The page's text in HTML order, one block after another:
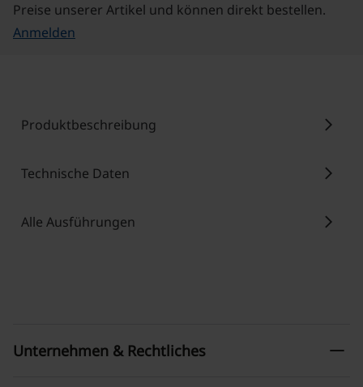
Preise unserer Artikel und können direkt bestellen.
Anmelden
Produktbeschreibung chevron_right
Technische Daten chevron_right
Alle Ausführungen chevron_right
Unternehmen & Rechtliches remove